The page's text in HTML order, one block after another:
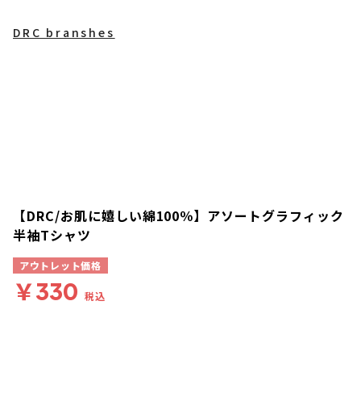
DRC branshes
【DRC/お肌に嬉しい綿100％】アソートグラフィック
半袖Tシャツ
アウトレット価格
￥330 税込